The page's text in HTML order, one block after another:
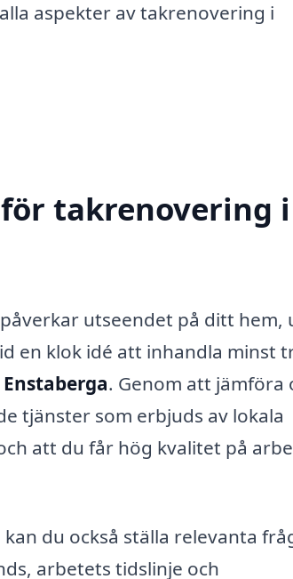
aspekter av takrenovering i
takrenovering i
utseendet på ditt hem,
en klok idé att inhandla minst
. Genom att jämföra
tjänster som erbjuds av lokala
att du får hög kvalitet på
du också ställa relevanta
arbetets tidslinje och